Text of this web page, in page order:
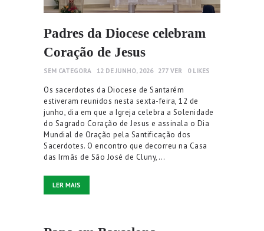
Padres da Diocese celebram
Coração de Jesus
SEM CATEGORA 12 DE JUNHO, 2026 277 VER 0 LIKES
Os sacerdotes da Diocese de Santarém
estiveram reunidos nesta sexta-feira, 12 de
junho, dia em que a Igreja celebra a Solenidade
do Sagrado Coração de Jesus e assinala o Dia
Mundial de Oração pela Santificação dos
Sacerdotes. O encontro que decorreu na Casa
das Irmãs de São José de Cluny,…
LER MAIS